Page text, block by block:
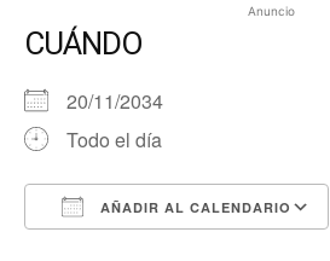
Anuncio
CUÁNDO
20/11/2034
Todo el día
AÑADIR AL CALENDARIO